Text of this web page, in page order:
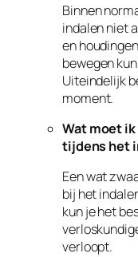
Binnen
indalen niet
en
bewegen
Uiteindelijk
moment.
Wat moet
tijdens het
Een wat
bij het
kun je het
verloopt.